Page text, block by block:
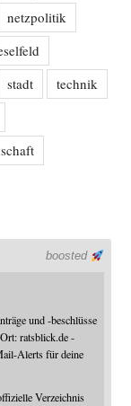
netzpolitik
stadt
technik
boosted
und -beschlüsse
ratsblick.de -
Alerts für deine
Verzeichnis